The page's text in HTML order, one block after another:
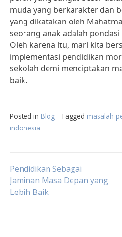
muda yang berkarakter dan
yang dikatakan oleh
seorang anak adalah pondasi
Oleh karena itu, mari kita
implementasi pendidikan
sekolah demi menciptakan
baik.
Posted in Blog Tagged masalah
indonesia
Post
navigation
Pendidikan Sebagai
Jaminan Masa Depan yang
Lebih Baik